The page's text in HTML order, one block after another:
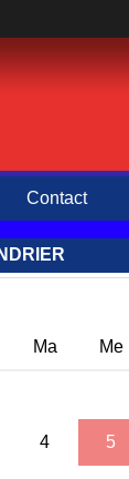
Contact
Ma Me
4 5